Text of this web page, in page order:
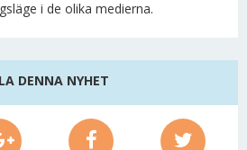
i de olika medierna.
DENNA NYHET